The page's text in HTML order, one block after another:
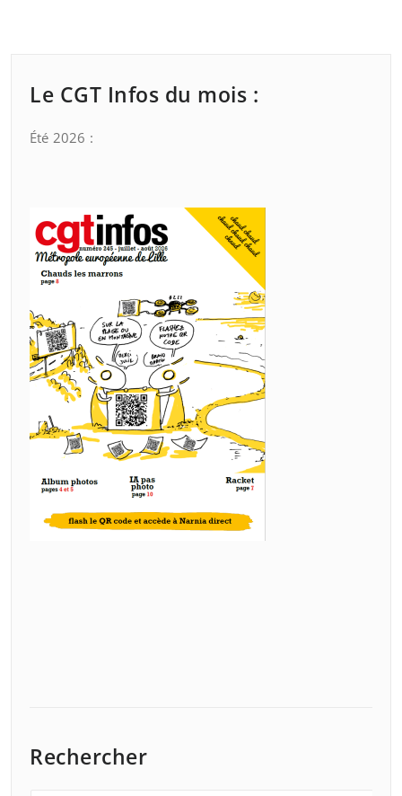
Le CGT Infos du mois :
Été 2026 :
Rechercher